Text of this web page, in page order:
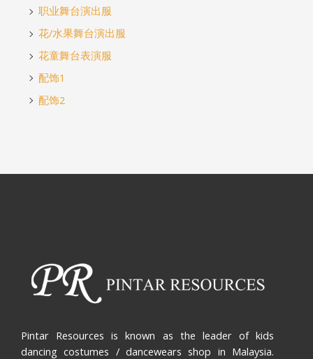
职业舞台演出服
花/水果舞台演出服
花童舞台表演服
配饰1
配饰2
Pintar Resources is known as the leader of kids
dancing costumes / dancewears shop in Malaysia.